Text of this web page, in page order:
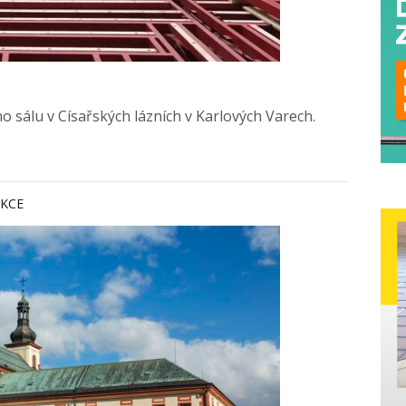
sálu v Císařských lázních v Karlových Varech.